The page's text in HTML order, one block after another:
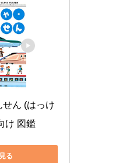
ん (はっけ
け 図鑑
る